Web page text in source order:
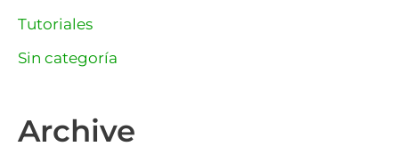
Tutoriales
Sin categoría
Archive